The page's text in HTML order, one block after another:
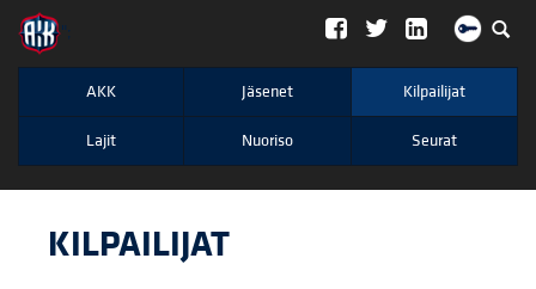
";
AKK Jäsenet Kilpailijat
Lajit Nuoriso Seurat
KILPAILIJAT